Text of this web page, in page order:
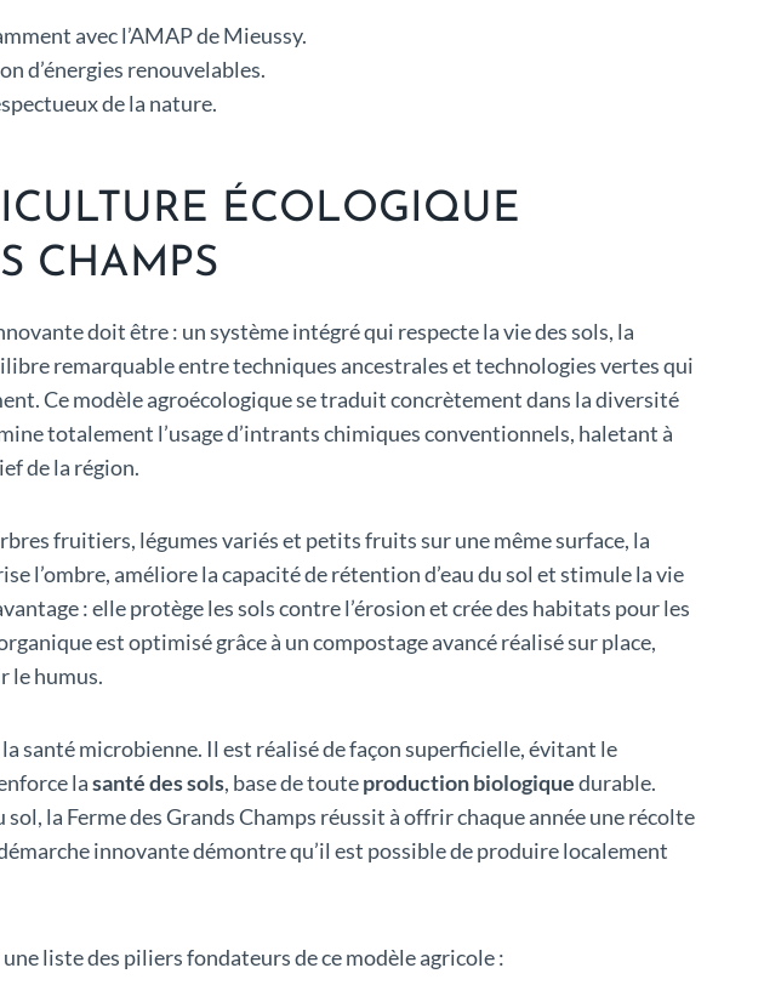
avec l’AMAP de Mieussy.
d’énergies renouvelables.
de la nature.
ÉCOLOGIQUE
CHAMPS
doit être : un système intégré qui respecte la vie des sols, la
remarquable entre techniques ancestrales et technologies vertes qui
Ce modèle agroécologique se traduit concrètement dans la diversité
totalement l’usage d’intrants chimiques conventionnels, haletant à
de la région.
fruitiers, légumes variés et petits fruits sur une même surface, la
l’ombre, améliore la capacité de rétention d’eau du sol et stimule la vie
: elle protège les sols contre l’érosion et crée des habitats pour les
est optimisé grâce à un compostage avancé réalisé sur place,
le humus.
santé microbienne. Il est réalisé de façon superficielle, évitant le
lasanté des sols, base de touteproduction biologiquedurable.
la Ferme des Grands Champs réussit à offrir chaque année une récolte
innovante démontre qu’il est possible de produire localement
liste des piliers fondateurs de ce modèle agricole :